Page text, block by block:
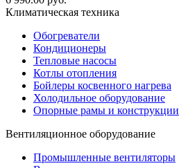
Климатическая техника
Обогреватели
Кондиционеры
Тепловые насосы
Котлы отопления
Бойлеры косвенного нагрева
Холодильное оборудование
Опорные рамы и конструкции
Вентиляционное оборудование
Промышленные вентиляторы